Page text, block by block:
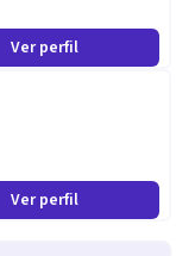
Ver perfil
Ver perfil